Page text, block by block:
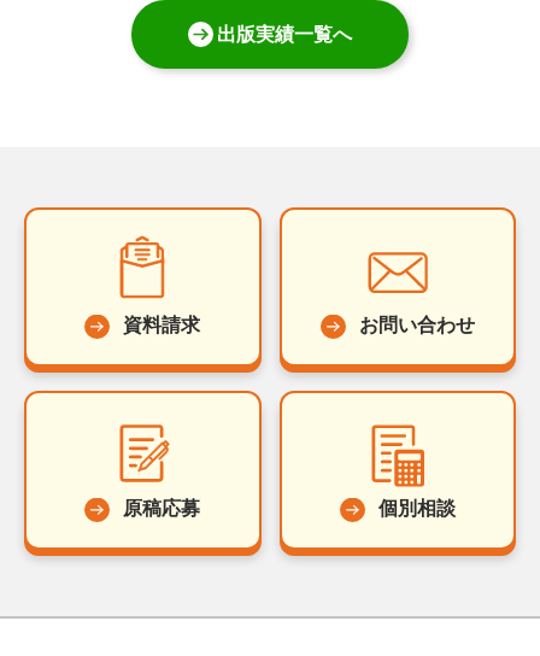
出版実績一覧へ
資料請求 お問い合わせ
原稿応募 個別相談